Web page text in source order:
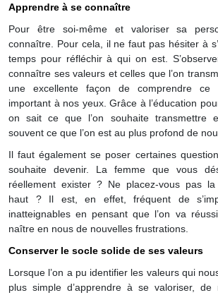
Apprendre à se connaître
Pour être soi-même et valoriser sa
connaître. Pour cela, il ne faut pas hésiter à
temps pour réfléchir à qui on est.
connaître ses valeurs et celles que l’on
une excellente façon de comprendre ce
important à nos yeux. Grâce à l’éducation
on sait ce que l’on souhaite transmettre
souvent ce que l’on est au plus profond de
Il faut également se poser certaines
souhaite devenir. La femme que vous
réellement exister ? Ne placez-vous pas
haut ? Il est, en effet, fréquent de
inatteignables en pensant que l’on va
naître en nous de nouvelles frustrations.
Conserver le socle solide de ses valeurs
Lorsque l’on a pu identifier les valeurs qui
plus simple d’apprendre à se valoriser, de